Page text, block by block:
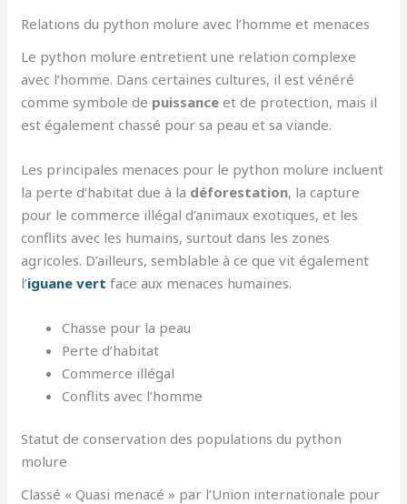
Relations du python molure avec l’homme et menaces
Le python molure entretient une relation complexe
avec l’homme. Dans certaines cultures, il est vénéré
comme symbole de puissance et de protection, mais il
est également chassé pour sa peau et sa viande.
Les principales menaces pour le python molure incluent
la perte d’habitat due à la déforestation, la capture
pour le commerce illégal d’animaux exotiques, et les
conflits avec les humains, surtout dans les zones
agricoles. D’ailleurs, semblable à ce que vit également
l’iguane vert face aux menaces humaines.
Chasse pour la peau
Perte d’habitat
Commerce illégal
Conflits avec l’homme
Statut de conservation des populations du python
molure
Classé « Quasi menacé » par l’Union internationale pour